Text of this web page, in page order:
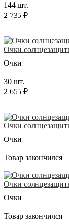
144 шт.
2 735 ₽
Очки
Очки
30 шт.
2 655 ₽
Очки
Очки
Товар закончился
Очки
Очки
Товар закончился